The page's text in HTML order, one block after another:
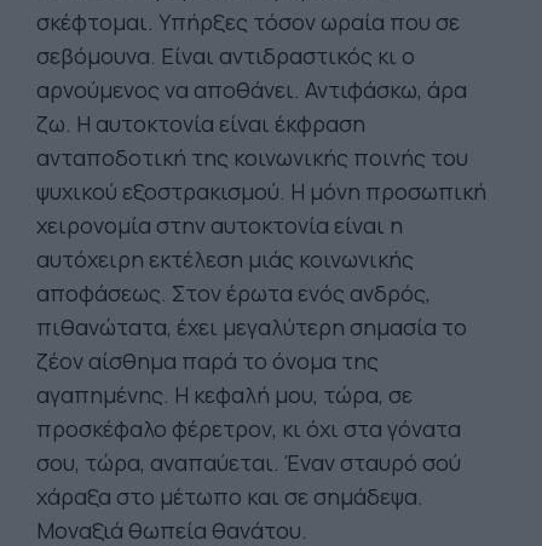
σκέφτομαι. Υπήρξες τόσον ωραία που σε
σεβόμουνα. Είναι αντιδραστικός κι ο
αρνούμενος να αποθάνει. Αντιφάσκω, άρα
ζω. Η αυτοκτονία είναι έκφραση
ανταποδοτική της κοινωνικής ποινής του
ψυχικού εξοστρακισμού. Η μόνη προσωπική
χειρονομία στην αυτοκτονία είναι η
αυτόχειρη εκτέλεση μιάς κοινωνικής
αποφάσεως. Στον έρωτα ενός ανδρός,
πιθανώτατα, έχει μεγαλύτερη σημασία το
ζέον αίσθημα παρά το όνομα της
αγαπημένης. Η κεφαλή μου, τώρα, σε
προσκέφαλο φέρετρον, κι όχι στα γόνατα
σου, τώρα, αναπαύεται. Έναν σταυρό σού
χάραξα στο μέτωπο και σε σημάδεψα.
Μοναξιά θωπεία θανάτου.